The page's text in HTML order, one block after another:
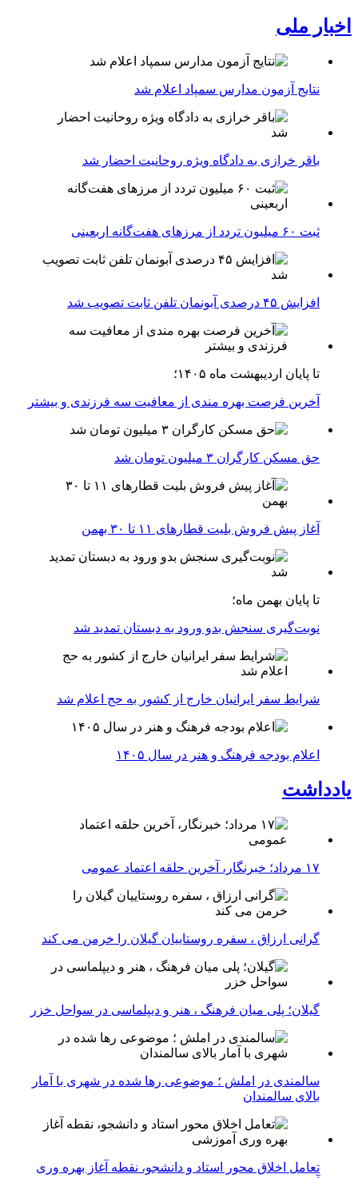
اخبار ملی
نتایج آزمون مدارس سمپاد اعلام شد
باقر خرازی به دادگاه ویژه روحانیت احضار شد
ثبت ۶۰ میلیون تردد از مرزهای هفت‌گانه اربعینی
افزایش ۴۵ درصدی آبونمان تلفن ثابت تصویب شد
تا پایان اردیبهشت ماه ۱۴۰۵؛
آخرین فرصت بهره مندی از معافیت سه فرزندی و بیشتر
حق مسکن کارگران ۳ میلیون تومان شد
آغاز پیش فروش بلیت‌ قطارهای ۱۱ تا ۳۰ بهمن
تا پایان بهمن ماه؛
نوبت‌گیری سنجش بدو ورود به دبستان تمدید شد
شرایط سفر ایرانیان خارج از کشور به حج اعلام شد
اعلام بودجه فرهنگ و هنر در سال ۱۴۰۵
یادداشت
۱۷ مرداد؛ خبرنگار، آخرین حلقه اعتماد عمومی
گرانی ارزاق ، سفره روستاییان گیلان را خرمن می کند
گیلان؛ پلی میان فرهنگ ، هنر و دیپلماسی در سواحل خزر
سالمندی در املش ؛ موضوعی رها شده در شهری با آمار
بالای سالمندان
تعامل اخلاق‌ محور استاد و دانشجو، نقطه آغاز بهره ‌وری